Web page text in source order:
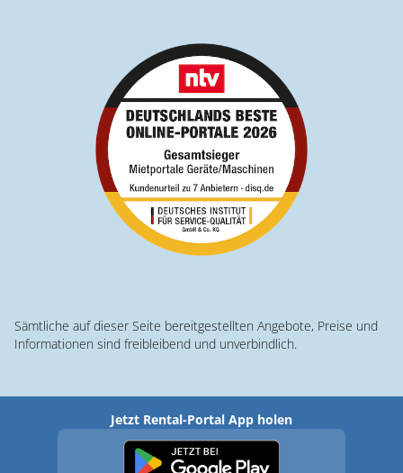
Sämtliche auf dieser Seite bereitgestellten Angebote, Preise und
Informationen sind freibleibend und unverbindlich.
Jetzt Rental-Portal App holen